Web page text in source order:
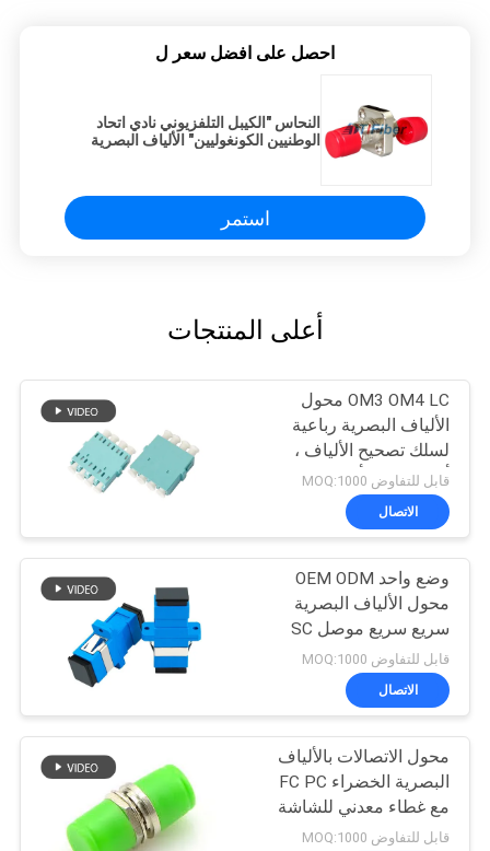
احصل على افضل سعر ل
النحاس "الكيبل التلفزيوني نادي اتحاد
الوطنيين الكونغوليين" الألياف البصرية
استمر
أعلى المنتجات
OM3 OM4 LC محول
الألياف البصرية رباعية
لسلك تصحيح الألياف ،
أزرق / بيج / أكوا
قابل للتفاوض MOQ:1000
الاتصال
وضع واحد OEM ODM
محول الألياف البصرية
سريع سريع موصل SC
دوبلكس
قابل للتفاوض MOQ:1000
الاتصال
محول الاتصالات بالألياف
البصرية الخضراء FC PC
مع غطاء معدني للشاشة
قابل للتفاوض MOQ:1000